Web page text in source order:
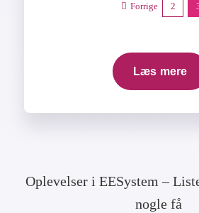
Forrige 2
Læs mere
Oplevelser i EESystem –
nogle få